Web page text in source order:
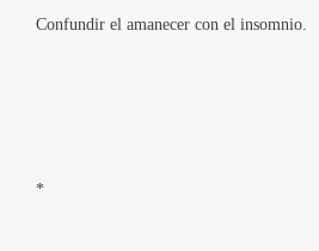
Confundir el amanecer con el insomnio.
*